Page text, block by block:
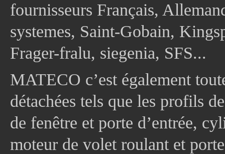
fournisseurs Français,
systemes, Saint-Gobain,
Frager-fralu, siegenia, SFS...
MATECO c’est également
détachées tels que les profils
de fenêtre et porte d’entrée,
moteur de volet roulant et